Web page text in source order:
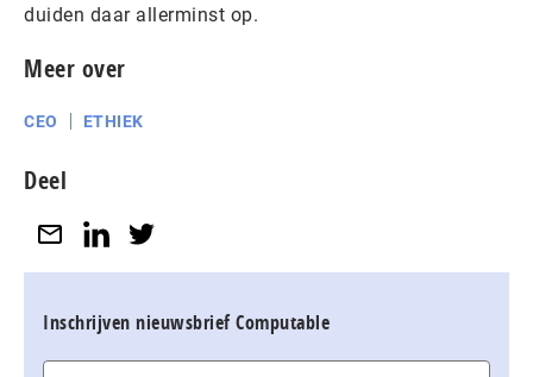
duiden daar allerminst op.
Meer over
CEO ETHIEK
Deel
Inschrijven nieuwsbrief Computable